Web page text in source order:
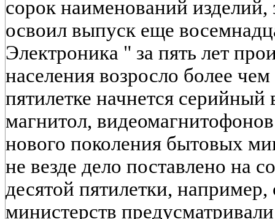
сорок наименований изделий,
освоил выпуск еще
Электроника " за пять лет
населения возросло более
пятилетке начнется
магнитол,
нового поколения бытовых
не везде дело поставлено на
десятой пятилетки,
министерств